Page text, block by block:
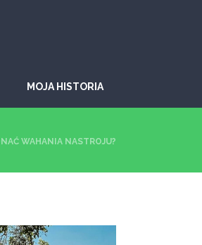
MOJA HISTORIA
WAHANIA NASTROJU?